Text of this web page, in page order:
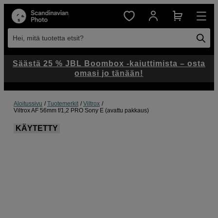
Hei, mitä tuotetta etsit?
Aloitussivu Tuotemerkit
Viltrox
Viltrox AF 56mm f/1,2 PRO Sony E (avattu pakkaus)
KÄYTETTY
Säästä 25 % JBL Boombox -kaiuttimista – osta
omasi jo tänään!